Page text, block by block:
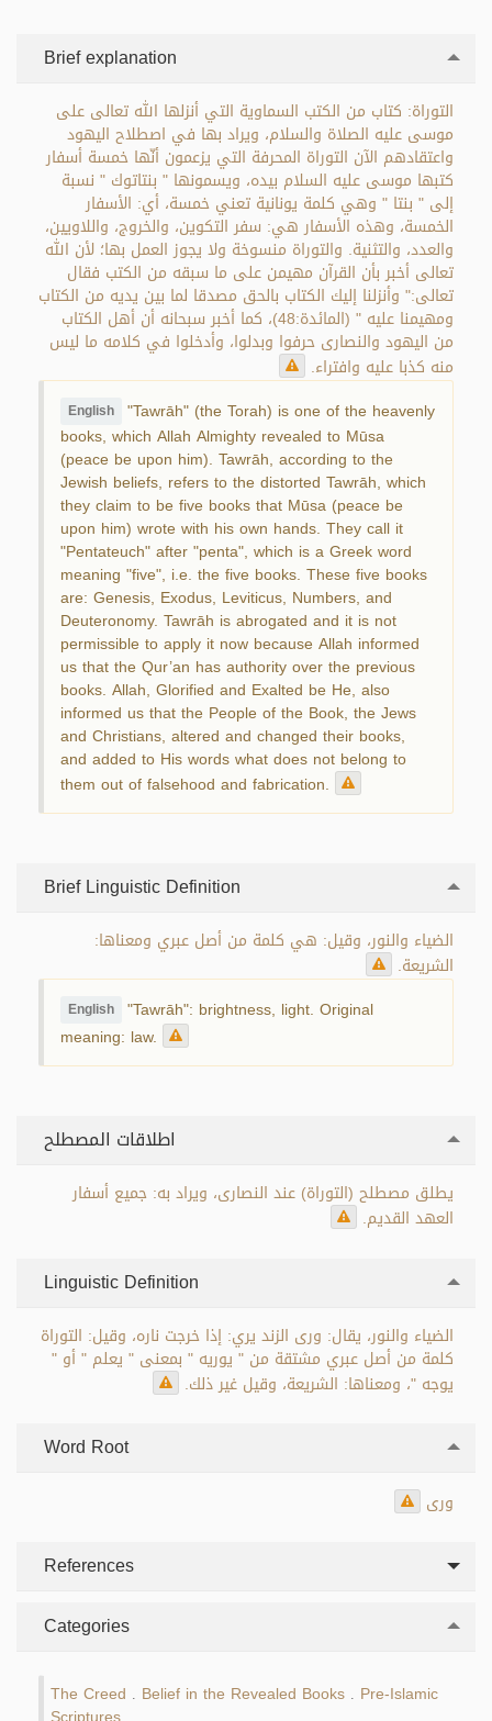
Brief explanation
التوراة: كتاب من الكتب السماوية التي أنزلها الله تعالى على
موسى عليه الصلاة والسلام، ويراد بها في اصطلاح اليهود
واعتقادهم الآن التوراة المحرفة التي يزعمون أنّها خمسة أسفار
كتبها موسى عليه السلام بيده، ويسمونها " بنتاتوك " نسبة
إلى " بنتا " وهي كلمة يونانية تعني خمسة، أي: الأسفار
الخمسة، وهذه الأسفار هي: سفر التكوين، والخروج، واللاويين،
والعدد، والتثنية. والتوراة منسوخة ولا يجوز العمل بها؛ لأن الله
تعالى أخبر بأن القرآن مهيمن على ما سبقه من الكتب فقال
تعالى:" وأنزلنا إليك الكتاب بالحق مصدقا لما بين يديه من الكتاب
ومهيمنا عليه " (المائدة:48)، كما أخبر سبحانه أن أهل الكتاب
من اليهود والنصارى حرفوا وبدلوا، وأدخلوا في كلامه ما ليس
منه كذبا عليه وافتراء.
English "Tawrāh" (the Torah) is one of the heavenly
books, which Allah Almighty revealed to Mūsa
(peace be upon him). Tawrāh, according to the
Jewish beliefs, refers to the distorted Tawrāh, which
they claim to be five books that Mūsa (peace be
upon him) wrote with his own hands. They call it
"Pentateuch" after "penta", which is a Greek word
meaning "five", i.e. the five books. These five books
are: Genesis, Exodus, Leviticus, Numbers, and
Deuteronomy. Tawrāh is abrogated and it is not
permissible to apply it now because Allah informed
us that the Qur’an has authority over the previous
books. Allah, Glorified and Exalted be He, also
informed us that the People of the Book, the Jews
and Christians, altered and changed their books,
and added to His words what does not belong to
them out of falsehood and fabrication.
Brief Linguistic Definition
الضياء والنور، وقيل: هي كلمة من أصل عبري ومعناها:
الشريعة.
English "Tawrāh": brightness, light. Original
meaning: law.
اطلاقات المصطلح
يطلق مصطلح (التوراة) عند النصارى، ويراد به: جميع أسفار
العهد القديم.
Linguistic Definition
الضياء والنور، يقال: ورى الزند يري: إذا خرجت ناره، وقيل: التوراة
كلمة من أصل عبري مشتقة من " يوريه " بمعنى " يعلم " أو "
يوجه "، ومعناها: الشريعة، وقيل غير ذلك.
Word Root
ورى
References
Categories
The Creed Belief in the Revealed Books Pre-Islamic